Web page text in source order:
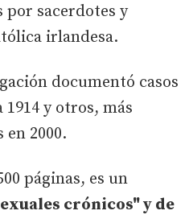
por sacerdotes y
irlandesa.
documentó casos
y otros, más
2000.
páginas, es un
crónicos" y de